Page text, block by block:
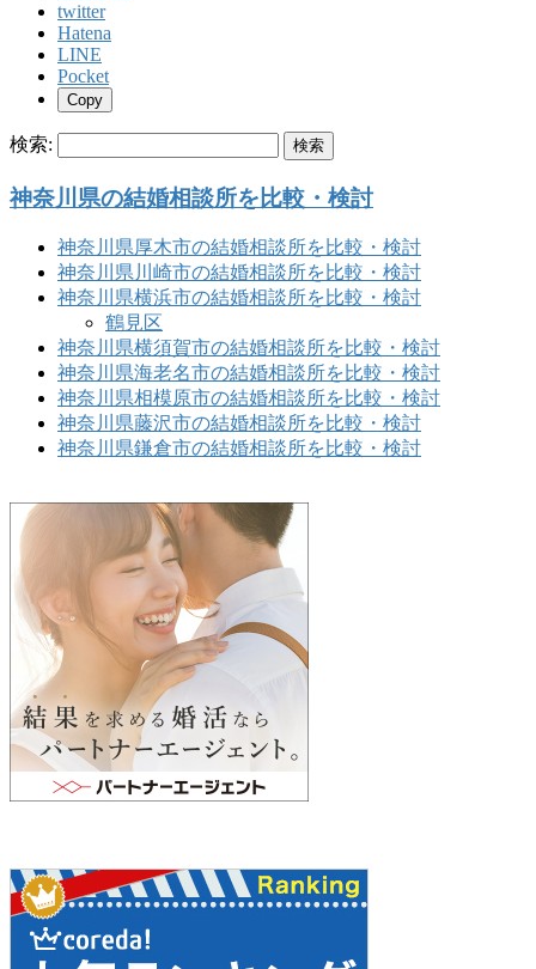
twitter
Hatena
LINE
Pocket
Copy
検索:
神奈川県の結婚相談所を比較・検討
神奈川県厚木市の結婚相談所を比較・検討
神奈川県川崎市の結婚相談所を比較・検討
神奈川県横浜市の結婚相談所を比較・検討
鶴見区
神奈川県横須賀市の結婚相談所を比較・検討
神奈川県海老名市の結婚相談所を比較・検討
神奈川県相模原市の結婚相談所を比較・検討
神奈川県藤沢市の結婚相談所を比較・検討
神奈川県鎌倉市の結婚相談所を比較・検討